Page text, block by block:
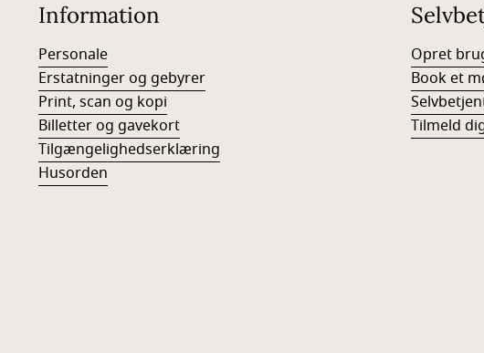
Information
Personale
Erstatninger og gebyrer
Print, scan og kopi
Billetter og gavekort
Tilgængelighedserklæring
Husorden
Opret
Book et
Tilmeld